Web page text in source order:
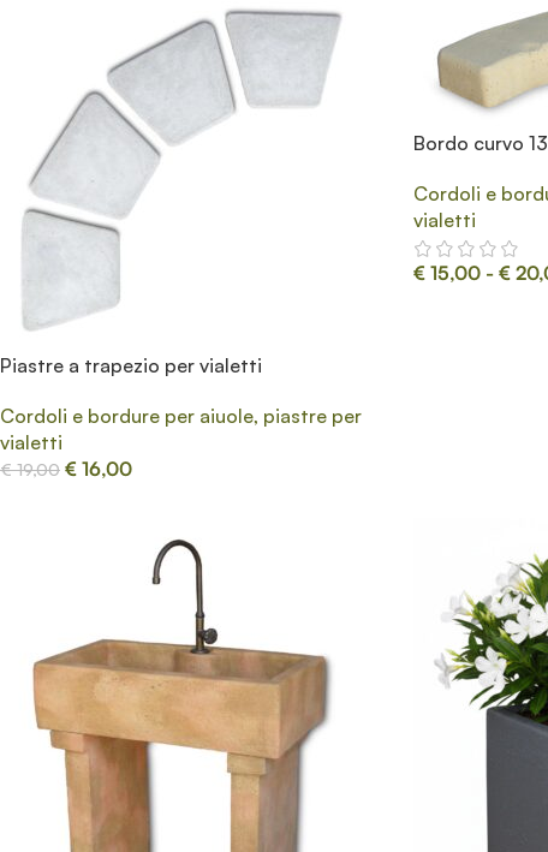
Piastre a trapezio per vialetti
Cordoli e bordure per aiuole, piastre per
vialetti
€19,00 € 16,00
Bordo curvo
Cordoli e
vialetti
€15,00 - €